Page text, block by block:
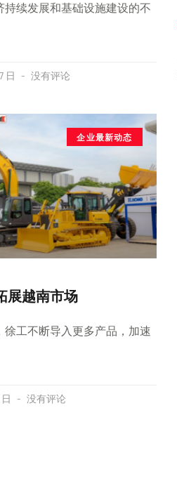
持续发展和基础设施建设的不
日 没有评论
企业最新动态
展越南市场
徐工不断导入更多产品，加速
没有评论